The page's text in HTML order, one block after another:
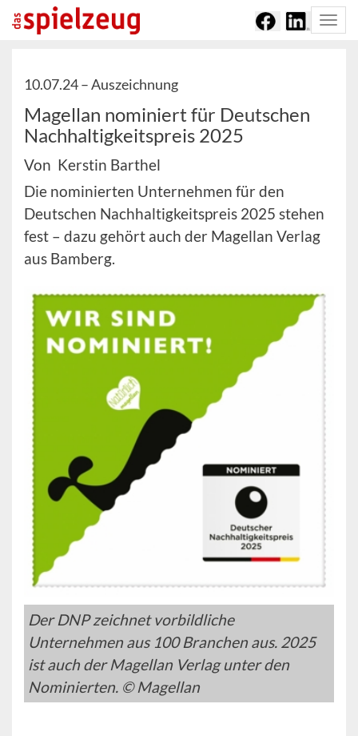
10.07.24 –Auszeichnung
Magellan nominiert für Deutschen
Nachhaltigkeitspreis 2025
Von Kerstin Barthel
Die nominierten Unternehmen für den
Deutschen Nachhaltigkeitspreis 2025 stehen
fest – dazu gehört auch der Magellan Verlag
aus Bamberg.
Der DNP zeichnet vorbildliche
Unternehmen aus 100 Branchen aus. 2025
ist auch der Magellan Verlag unter den
Nominierten. © Magellan